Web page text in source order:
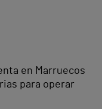
en Marruecos
para operar